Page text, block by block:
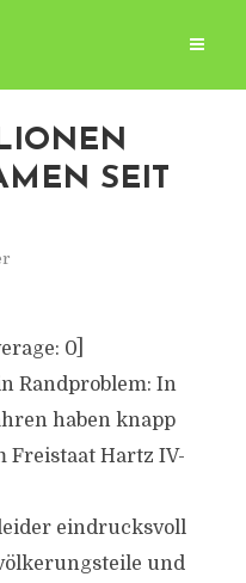
SEIT
0]
Randproblem: In
haben knapp
Freistaat Hartz IV-
eindrucksvoll
und